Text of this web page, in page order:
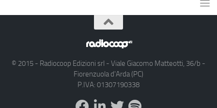
© 2015 - Radiocoop Edizioni srl - Viale Giacomo Matteotti, 36/b -
Fiorenzuola d'Arda (PC)
P.IVA: 01307190338